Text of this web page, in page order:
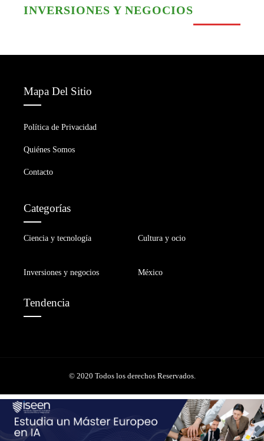
INVERSIONES Y NEGOCIOS
Mapa Del Sitio
Política de Privacidad
Quiénes Somos
Contacto
Categorías
Ciencia y tecnología Cultura y ocio
Inversiones y negocios México
Tendencia
© 2020 Todos los derechos Reservados.